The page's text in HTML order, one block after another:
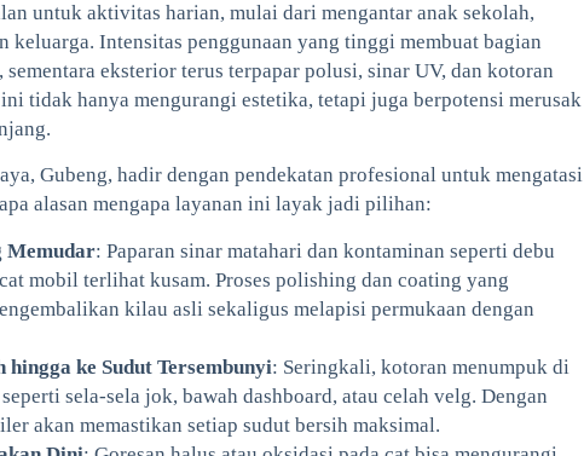
untuk aktivitas harian, mulai dari mengantar anak sekolah,
keluarga. Intensitas penggunaan yang tinggi membuat bagian
eksterior terus terpapar polusi, sinar UV, dan kotoran
tidak hanya mengurangi estetika, tetapi juga berpotensi merusak
Gubeng, hadir dengan pendekatan profesional untuk mengatasi
alasan mengapa layanan ini layak jadi pilihan:
Memudar: Paparan sinar matahari dan kontaminan seperti debu
mobil terlihat kusam. Proses polishing dan coating yang
kilau asli sekaligus melapisi permukaan dengan
ke Sudut Tersembunyi: Seringkali, kotoran menumpuk di
sela-sela jok, bawah dashboard, atau celah velg. Dengan
akan memastikan setiap sudut bersih maksimal.